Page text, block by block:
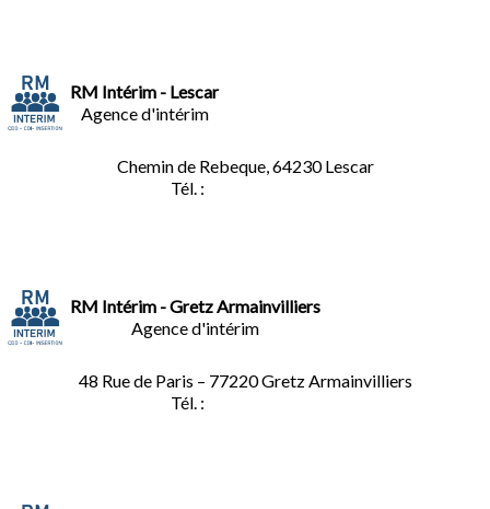
RM Intérim - Lescar
Agence d'intérim
Chemin de Rebeque, 64230 Lescar
Tél. :
RM Intérim - Gretz Armainvilliers
Agence d'intérim
48 Rue de Paris – 77220 Gretz Armainvilliers
Tél. :